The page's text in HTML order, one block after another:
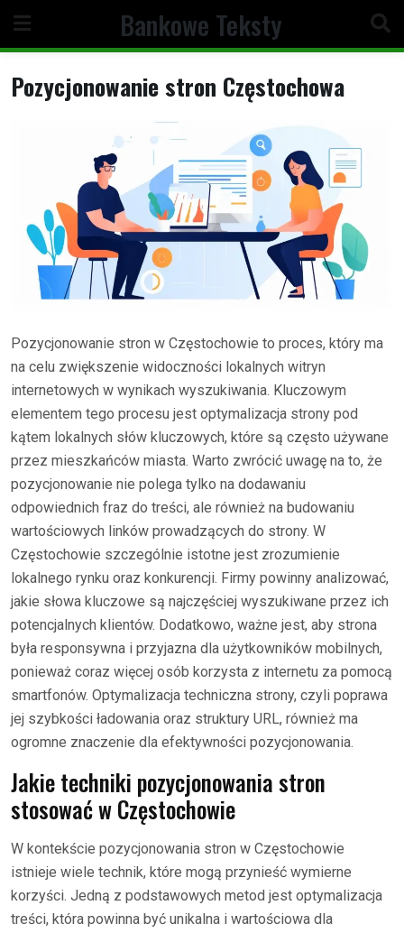
content
Bankowe Teksty
Pozycjonowanie stron Częstochowa
Pozycjonowanie stron w Częstochowie to proces, który ma
na celu zwiększenie widoczności lokalnych witryn
internetowych w wynikach wyszukiwania. Kluczowym
elementem tego procesu jest optymalizacja strony pod
kątem lokalnych słów kluczowych, które są często używane
przez mieszkańców miasta. Warto zwrócić uwagę na to, że
pozycjonowanie nie polega tylko na dodawaniu
odpowiednich fraz do treści, ale również na budowaniu
wartościowych linków prowadzących do strony. W
Częstochowie szczególnie istotne jest zrozumienie
lokalnego rynku oraz konkurencji. Firmy powinny analizować,
jakie słowa kluczowe są najczęściej wyszukiwane przez ich
potencjalnych klientów. Dodatkowo, ważne jest, aby strona
była responsywna i przyjazna dla użytkowników mobilnych,
ponieważ coraz więcej osób korzysta z internetu za pomocą
smartfonów. Optymalizacja techniczna strony, czyli poprawa
jej szybkości ładowania oraz struktury URL, również ma
ogromne znaczenie dla efektywności pozycjonowania.
Jakie techniki pozycjonowania stron
stosować w Częstochowie
W kontekście pozycjonowania stron w Częstochowie
istnieje wiele technik, które mogą przynieść wymierne
korzyści. Jedną z podstawowych metod jest optymalizacja
treści, która powinna być unikalna i wartościowa dla